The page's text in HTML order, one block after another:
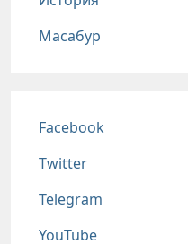
Масабур
Соц сети
Facebook
Twitter
Telegram
YouTube